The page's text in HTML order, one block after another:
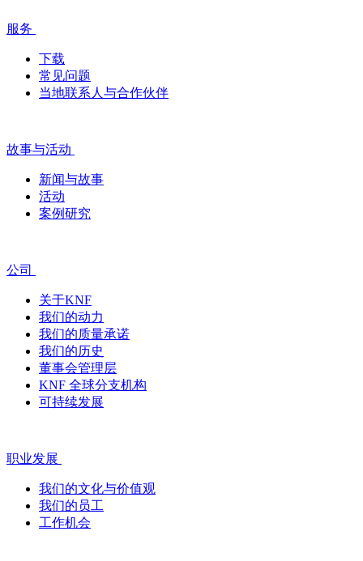
服务
下载
常见问题
当地联系人与合作伙伴
故事与活动
新闻与故事
活动
案例研究
公司
关于KNF
我们的动力
我们的质量承诺
我们的历史
董事会管理层
KNF 全球分支机构
可持续发展
职业发展
我们的文化与价值观
我们的员工
工作机会